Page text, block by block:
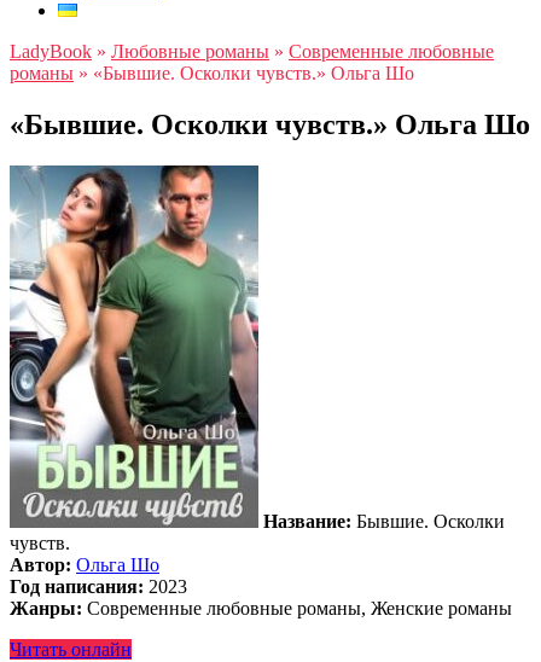
LadyBook » Любовные романы » Современные любовные
романы » «Бывшие. Осколки чувств.» Ольга Шо
«Бывшие. Осколки чувств.» Ольга Шо
Название: Бывшие. Осколки
чувств.
Автор: Ольга Шо
Год написания: 2023
Жанры: Современные любовные романы, Женские романы
Читать онлайн